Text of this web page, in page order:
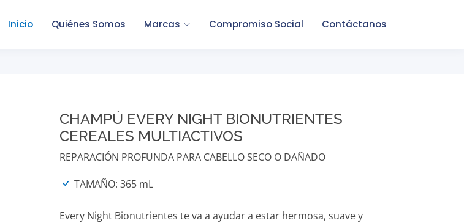
Inicio Quiénes Somos Marcas Compromiso Social Contáctanos
CHAMPÚ EVERY NIGHT BIONUTRIENTES
CEREALES MULTIACTIVOS
REPARACIÓN PROFUNDA PARA CABELLO SECO O DAÑADO
TAMAÑO: 365 mL
Every Night Bionutrientes te va a ayudar a estar hermosa, suave y